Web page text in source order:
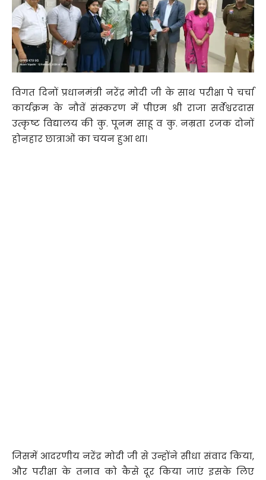
विगत दिनों प्रधानमंत्री नरेंद्र मोदी जी के साथ परीक्षा पे चर्चा
कार्यक्रम के नौवें संस्करण में पीएम श्री राजा सर्वेश्वरदास
उत्कृष्ट विद्यालय की कु. पूनम साहू व कु. नम्रता रजक दोनों
होनहार छात्राओं का चयन हुआ था।
जिसमें आदरणीय नरेंद्र मोदी जी से उन्होंने सीधा संवाद किया,
और परीक्षा के तनाव को कैसे दूर किया जाएं इसके लिए